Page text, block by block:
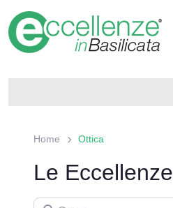
Home Ottica
Le Eccellenze